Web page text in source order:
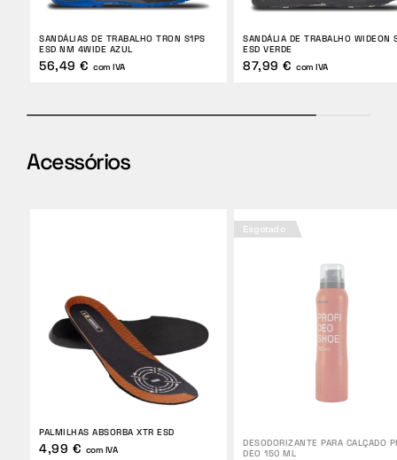
SANDÁLIAS DE TRABALHO TRON S1PS
ESD NM 4WIDE AZUL
56,49 € com IVA
SANDÁLIA DE TRABALHO WIDEON
ESD VERDE
87,99 € com IVA
Acessórios
PALMILHAS ABSORBA XTR ESD
4,99 € com IVA
Esgotado
DESODORIZANTE PARA CALÇADO
DEO 150 ML